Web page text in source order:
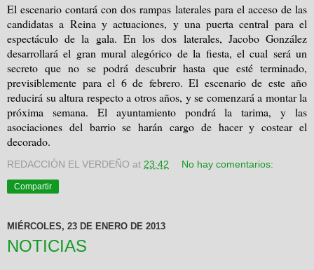
El escenario contará con dos rampas laterales para el acceso de las
candidatas a Reina y actuaciones, y una puerta central para el
espectáculo de la gala. En los dos laterales, Jacobo González
desarrollará el gran mural alegórico de la fiesta, el cual será un
secreto que no se podrá descubrir hasta que esté terminado,
previsiblemente para el 6 de febrero. El escenario de este año
reducirá su altura respecto a otros años, y se comenzará a montar la
próxima semana. El ayuntamiento pondrá la tarima, y las
asociaciones del barrio se harán cargo de hacer y costear el
decorado.
REDACCIÓN EL VERDEÑO at 23:42 No hay comentarios:
Compartir
MIÉRCOLES, 23 DE ENERO DE 2013
NOTICIAS